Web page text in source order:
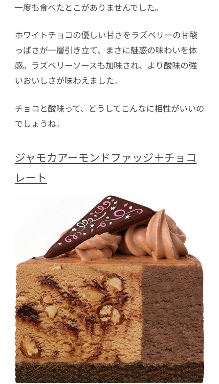
一度も食べたとこがありませんでした。
ホワイトチョコの優しい甘さをラズベリーの甘酸
っぱさが一層引き立て、まさに魅惑の味わいを体
感。ラズベリーソースも加味され、より酸味の強
いおいしさが味わえました。
チョコと酸味って、どうしてこんなに相性がいいの
でしょうね。
ジャモカアーモンドファッジ＋チョコ
レート